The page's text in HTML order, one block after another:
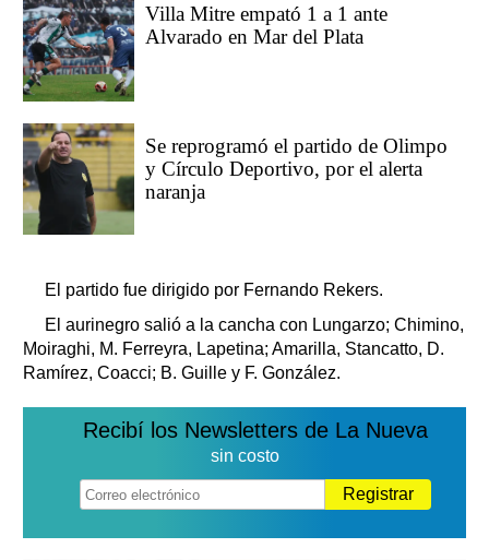
Villa Mitre empató 1 a 1 ante
Alvarado en Mar del Plata
Se reprogramó el partido de Olimpo
y Círculo Deportivo, por el alerta
naranja
El partido fue dirigido por Fernando Rekers.
El aurinegro salió a la cancha con Lungarzo; Chimino,
Moiraghi, M. Ferreyra, Lapetina; Amarilla, Stancatto, D.
Ramírez, Coacci; B. Guille y F. González.
Recibí los Newsletters de La Nueva
sin costo
Registrar